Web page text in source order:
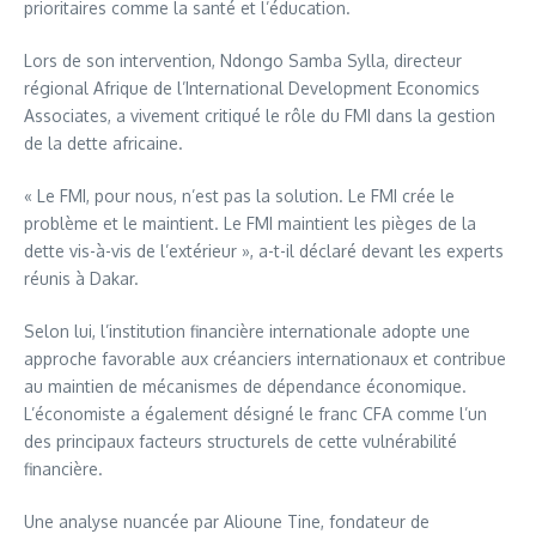
prioritaires comme la santé et l’éducation.
Lors de son intervention, Ndongo Samba Sylla, directeur
régional Afrique de l’International Development Economics
Associates, a vivement critiqué le rôle du FMI dans la gestion
de la dette africaine.
« Le FMI, pour nous, n’est pas la solution. Le FMI crée le
problème et le maintient. Le FMI maintient les pièges de la
dette vis-à-vis de l’extérieur », a-t-il déclaré devant les experts
réunis à Dakar.
Selon lui, l’institution financière internationale adopte une
approche favorable aux créanciers internationaux et contribue
au maintien de mécanismes de dépendance économique.
L’économiste a également désigné le franc CFA comme l’un
des principaux facteurs structurels de cette vulnérabilité
financière.
Une analyse nuancée par Alioune Tine, fondateur de